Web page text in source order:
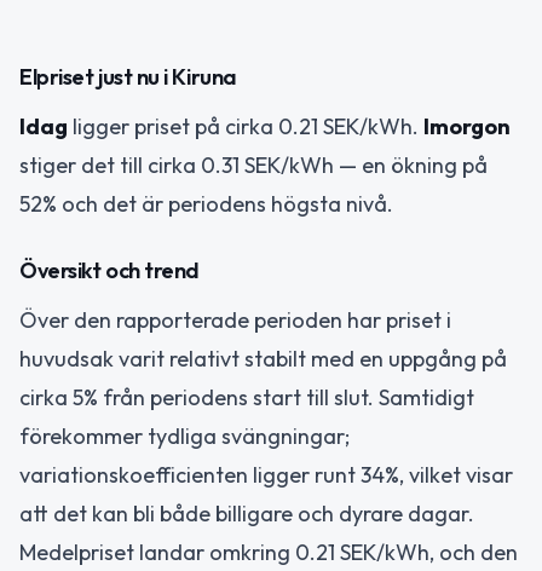
Elpriset just nu i Kiruna
Idag ligger priset på cirka 0.21 SEK/kWh. Imorgon
stiger det till cirka 0.31 SEK/kWh — en ökning på
52% och det är periodens högsta nivå.
Översikt och trend
Över den rapporterade perioden har priset i
huvudsak varit relativt stabilt med en uppgång på
cirka 5% från periodens start till slut. Samtidigt
förekommer tydliga svängningar;
variationskoefficienten ligger runt 34%, vilket visar
att det kan bli både billigare och dyrare dagar.
Medelpriset landar omkring 0.21 SEK/kWh, och den